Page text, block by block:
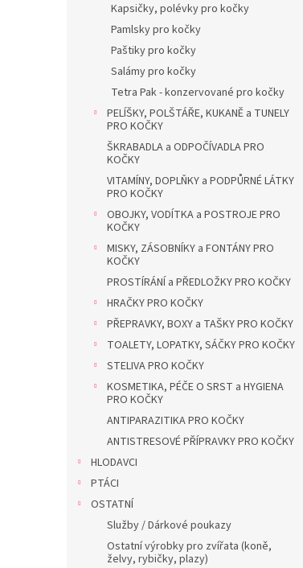
Kapsičky, polévky pro kočky
Pamlsky pro kočky
Paštiky pro kočky
Salámy pro kočky
Tetra Pak - konzervované pro kočky
PELÍŠKY, POLŠTÁŘE, KUKANĚ a TUNELY
PRO KOČKY
ŠKRABADLA a ODPOČÍVADLA PRO
KOČKY
VITAMÍNY, DOPLŇKY a PODPŮRNÉ LÁTKY
PRO KOČKY
OBOJKY, VODÍTKA a POSTROJE PRO
KOČKY
MISKY, ZÁSOBNÍKY a FONTÁNY PRO
KOČKY
PROSTÍRÁNÍ a PŘEDLOŽKY PRO KOČKY
HRAČKY PRO KOČKY
PŘEPRAVKY, BOXY a TAŠKY PRO KOČKY
TOALETY, LOPATKY, SÁČKY PRO KOČKY
STELIVA PRO KOČKY
KOSMETIKA, PÉČE O SRST a HYGIENA
PRO KOČKY
ANTIPARAZITIKA PRO KOČKY
ANTISTRESOVÉ PŘÍPRAVKY PRO KOČKY
HLODAVCI
PTÁCI
OSTATNÍ
Služby / Dárkové poukazy
Ostatní výrobky pro zvířata (koně,
želvy, rybičky, plazy)